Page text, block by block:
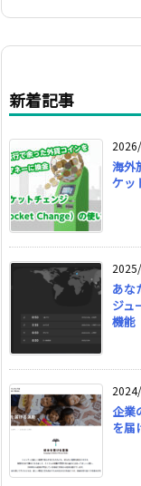
新着記事
海外
ケッ
あな
ジュ
機能
企業
を届